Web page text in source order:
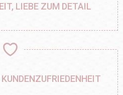
LIEBE ZUM DETAIL